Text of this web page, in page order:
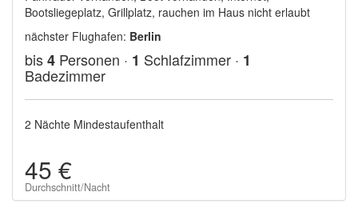
Bootsliegeplatz, Grillplatz, rauchen im Haus nicht erlaubt
nächster Flughafen: Berlin
bis4 Personen · 1 Schlafzimmer · 1
Badezimmer
2 Nächte Mindestaufenthalt
45 €
Durchschnitt/Nacht